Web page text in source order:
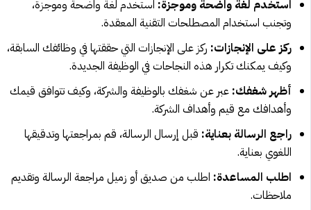
استخدم لغة واضحة وموجزة: استخدم لغة واضحة وموجزة،
وتجنب استخدام المصطلحات التقنية المعقدة.
ركز على الإنجازات: ركز على الإنجازات التي حققتها في وظائفك السابقة،
وكيف يمكنك تكرار هذه النجاحات في الوظيفة الجديدة.
أظهر شغفك: عبر عن شغفك بالوظيفة والشركة، وكيف تتوافق قيمك
وأهدافك مع قيم وأهداف الشركة.
راجع الرسالة بعناية: قبل إرسال الرسالة، قم بمراجعتها وتدقيقها
اللغوي بعناية.
اطلب المساعدة: اطلب من صديق أو زميل مراجعة الرسالة وتقديم
ملاحظات.